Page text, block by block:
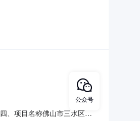
、项目名称佛山市三水区西
公众号